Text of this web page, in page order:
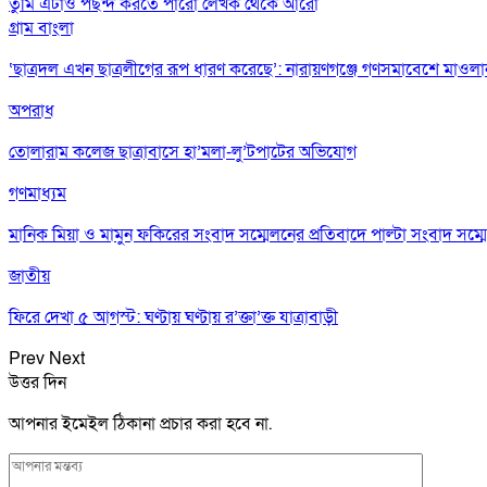
গ্রাম বাংলা
‘ছাত্রদল এখন ছাত্রলীগের রূপ ধারণ করেছে’: নারায়ণগঞ্জে গণসমাবেশে
অপরাধ
তোলারাম কলেজ ছাত্রাবাসে হা’মলা-লু’টপাটের অভিযোগ
গণমাধ্যম
মানিক মিয়া ও মামুন ফকিরের সংবাদ সম্মেলনের প্রতিবাদে পাল্টা সংবাদ
জাতীয়
ফিরে দেখা ৫ আগস্ট: ঘণ্টায় ঘণ্টায় র’ক্তা’ক্ত যাত্রাবাড়ী
Prev Next
উত্তর দিন
আপনার ইমেইল ঠিকানা প্রচার করা হবে না.